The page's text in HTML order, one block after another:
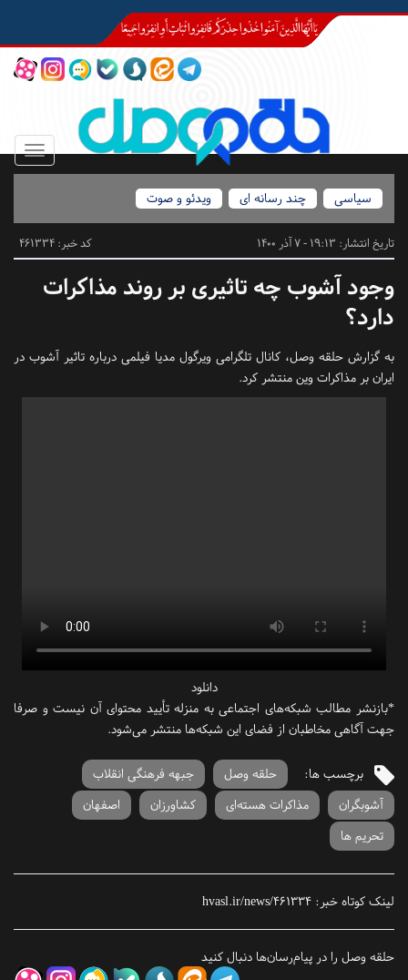
Toggle
سیاسی
چند رسانه ای ویدئو و صوت
تاریخ انتشار: 19:13 - 7 آذر 1400 کد خبر: 461334
وجود آشوب چه تاثیری بر روند مذاکرات
دارد؟
به گزارش حلقه وصل، کانال تلگرامی ویرگول مدیا فیلمی درباره تاثیر آشوب در
ایران بر مذاکرات وین منتشر کرد.
دانلود
*بازنشر مطالب شبکه‌های اجتماعی به منزله تأیید محتوای آن نیست و صرفا
جهت آگاهی مخاطبان از فضای این شبکه‌ها منتشر می‌شود.
برچسب ها: حلقه وصل
جبهه فرهنگی انقلاب
آشوبگران
مذاکرات هسته‌ای کشاورزان
اصفهان
تحریم ها
لینک کوتاه خبر: hvasl.ir/news/461334
حلقه وصل را در پیام‌رسان‌ها دنبال کنید